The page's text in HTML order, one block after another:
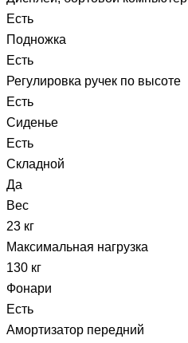
Есть
Подножка
Есть
Регулировка ручек по высоте
Есть
Сиденье
Есть
Складной
Да
Вес
23 кг
Максимальная нагрузка
130 кг
Фонари
Есть
Амортизатор передний